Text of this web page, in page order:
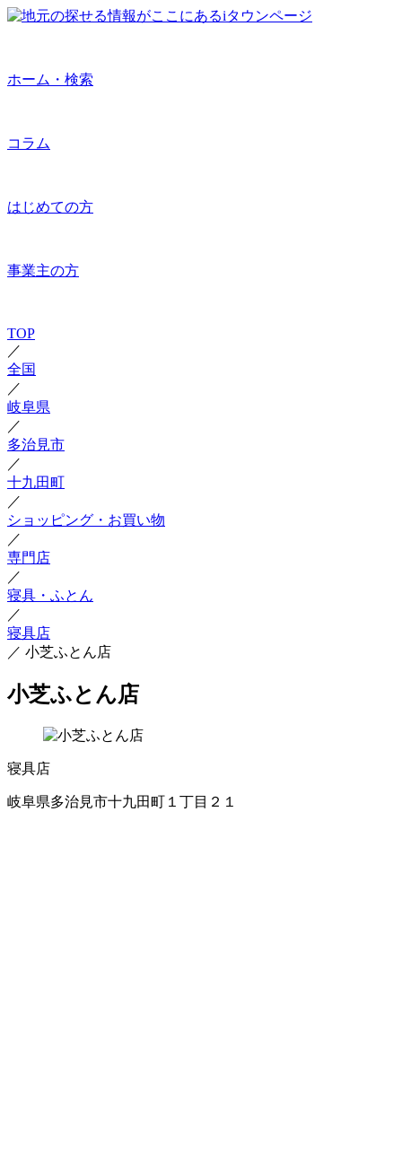
ホーム・検索
コラム
はじめての方
事業主の方
TOP
／
全国
／
岐阜県
／
多治見市
／
十九田町
／
ショッピング・お買い物
／
専門店
／
寝具・ふとん
／
寝具店
／ 小芝ふとん店
小芝ふとん店
寝具店
岐阜県多治見市十九田町１丁目２１